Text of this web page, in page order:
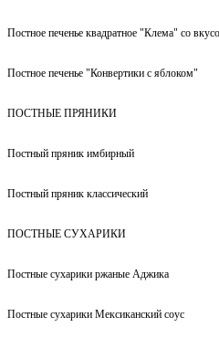
Постное печенье квадратное "Клема" со
Постное печенье "Конвертики с яблоком"
ПОСТНЫЕ ПРЯНИКИ
Постный пряник имбирный
Постный пряник классический
ПОСТНЫЕ СУХАРИКИ
Постные сухарики ржаные Аджика
Постные сухарики Мексиканский соус